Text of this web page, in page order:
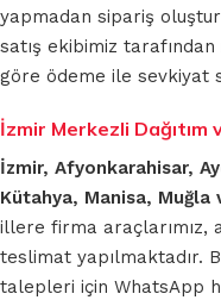
yapmadan sipariş
satış ekibimiz
göre ödeme ile sevkiyat
İzmir Merkezli Dağıtım
İzmir, Afyonkarahisar,
Kütahya, Manisa, Muğla
illere firma araçlarımız,
teslimat yapılmaktadır.
talepleri için WhatsApp